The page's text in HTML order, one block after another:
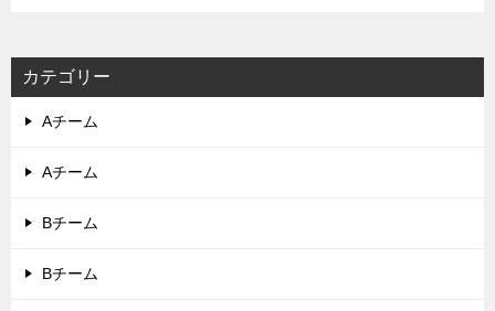
カテゴリー
Aチーム
Aチーム
Bチーム
Bチーム